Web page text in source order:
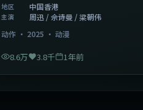
地区 中国香港
主演
周迅 / 佘诗曼 / 梁朝伟
动作· 2025 · 动漫
8.6万 3.8千 1年前